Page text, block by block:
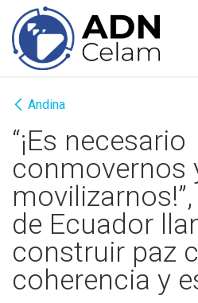
Pular para o conteúdo
Andina
“¡Es necesario
conmovernos
de Ecuador
construir paz
coherencia y